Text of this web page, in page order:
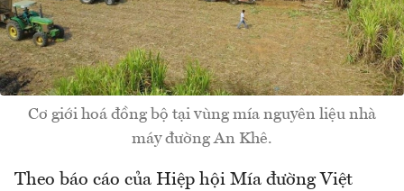
Cơ giới hoá đồng bộ tại vùng mía nguyên liệu nhà
máy đường An Khê.
Theo báo cáo của Hiệp hội Mía đường Việt